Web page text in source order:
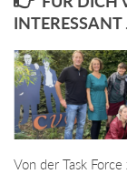
Von der Task Force